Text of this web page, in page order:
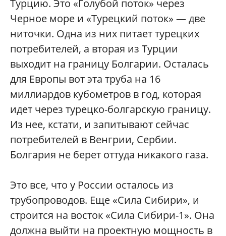
Турцию. Это «Голубой поток» через
Черное море и «Турецкий поток» — две
ниточки. Одна из них питает турецких
потребителей, а вторая из Турции
выходит на границу Болгарии. Осталась
для Европы вот эта труба на 16
миллиардов кубометров в год, которая
идет через турецко-болгарскую границу.
Из нее, кстати, и запитывают сейчас
потребителей в Венгрии, Сербии.
Болгария не берет оттуда никакого газа.
Это все, что у России осталось из
трубопроводов. Еще «Сила Сибири», и
строится на восток «Сила Сибири-1». Она
должна выйти на проектную мощность в